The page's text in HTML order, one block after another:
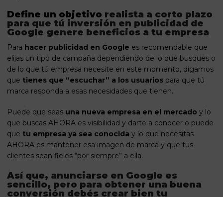
Define un objetivo realista a corto plazo
para que tú inversión en publicidad de
Google genere beneficios a tu empresa
Para hacer publicidad en Google es recomendable que
elijas un tipo de campaña dependiendo de lo que busques o
de lo que tú empresa necesite en este momento, digamos
que tienes que “escuchar” a los usuarios para que tú
marca responda a esas necesidades que tienen.
Puede que seas una nueva empresa en el mercado y lo
que buscas AHORA es visibilidad y darte a conocer o puede
que tu empresa ya sea conocida y lo que necesitas
AHORA es mantener esa imagen de marca y que tus
clientes sean fieles “por siempre” a ella.
Así que, anunciarse en Google es
sencillo, pero para obtener una buena
conversión debés crear bien tu